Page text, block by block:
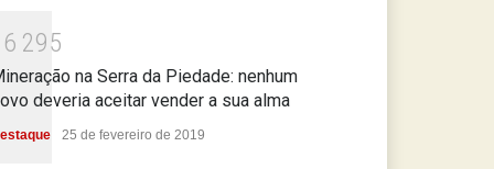
6 295
na Serra da Piedade: nenhum
deveria aceitar vender a sua alma
25 de fevereiro de 2019